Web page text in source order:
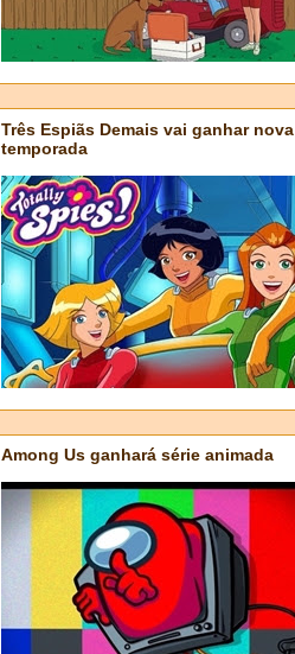
Três Espiãs Demais vai ganhar nova
temporada
Among Us ganhará série animada